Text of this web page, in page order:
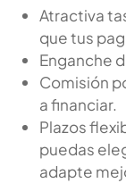
Atractiva
que tus
Enganche
Comisión
a financiar.
Plazos
puedas
adapte